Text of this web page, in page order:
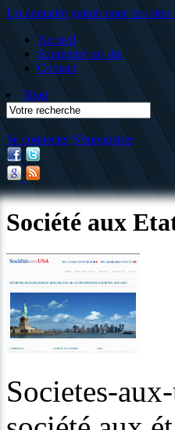
Un annuaire gratuit pour des
Accueil
Soumettre un site
Contact
Blog
Se connecter S'enregistrer
Société aux
Societes-